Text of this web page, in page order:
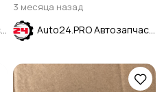
Auto24.PRO Автозапчасти
3 месяца назад
Auto24.PRO Автозапчасти